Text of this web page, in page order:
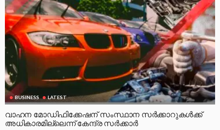
BUSINESS LATEST
വാഹന മോഡിഫിക്കേഷന് സംസ്ഥാന സർക്കാറുകൾക്ക്
അധികാരമില്ലെന്ന് കേന്ദ്ര സർക്കാർ